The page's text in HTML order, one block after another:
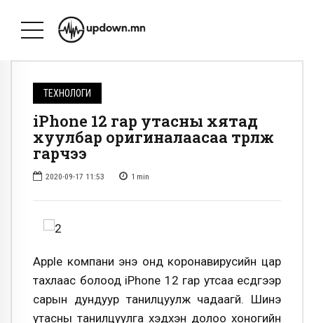
ТЕХНОЛОГИ
iPhone 12 гар утасны хятад
хуулбар оригиналаасаа түрүүлж
гарчээ
2020-09-17 11:53 1 min
Apple компани энэ онд коронавирусийн цар
тахлаас болоод iPhone 12 гар утсаа есдүгээр
сарын дундуур танилцуулж чадаагүй. Шинэ
утасны танилцуулга хэдхэн долоо хоногийн